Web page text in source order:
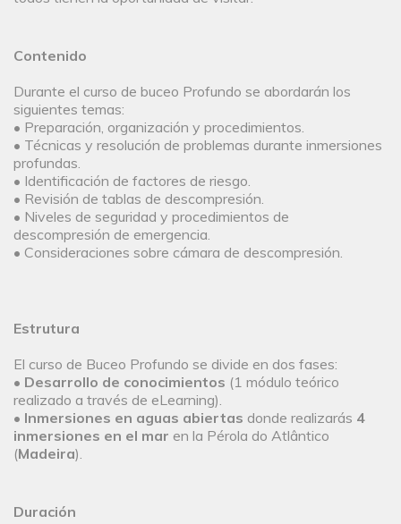
Contenido
Durante el curso de buceo Profundo se abordarán los
siguientes temas:
• Preparación, organización y procedimientos.
• Técnicas y resolución de problemas durante inmersiones
profundas.
• Identificación de factores de riesgo.
• Revisión de tablas de descompresión.
• Niveles de seguridad y procedimientos de
descompresión de emergencia.
• Consideraciones sobre cámara de descompresión.
Estrutura
El curso de Buceo Profundo se divide en dos fases:
• Desarrollo de conocimientos (1 módulo teórico
realizado a través de eLearning).
• Inmersiones en aguas abiertas donde realizarás 4
inmersiones en el mar en la Pérola do Atlântico
(Madeira).
Duración